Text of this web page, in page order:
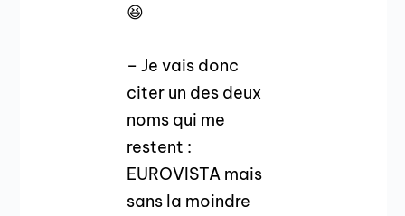
😆
– Je vais donc
citer un des deux
noms qui me
restent :
EUROVISTA mais
sans la moindre